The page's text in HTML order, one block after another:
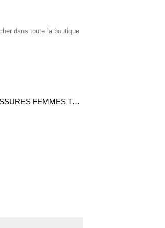
ESCARPINS DE MODE DAIM BLEU AVEC NOEUD STILETTOS HAUTS TALONS CHAUSSURES FEMMES TAILLE 40